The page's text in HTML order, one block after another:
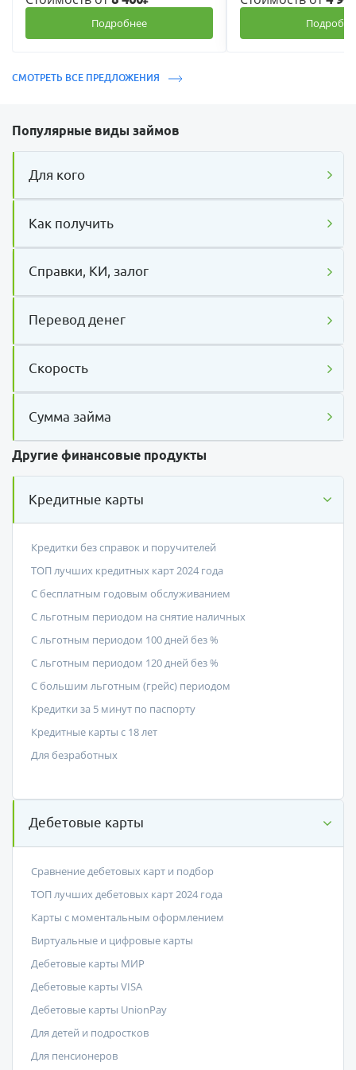
Подробнее
СМОТРЕТЬ ВСЕ ПРЕДЛОЖЕНИЯ
Популярные виды займов
Для кого
Как получить
Справки, КИ, залог
Перевод денег
Скорость
Сумма займа
Другие финансовые продукты
Кредитные карты
Кредитки без справок и поручителей
ТОП лучших кредитных карт 2024 года
С бесплатным годовым обслуживанием
С льготным периодом на снятие наличных
С льготным периодом 100 дней без %
С льготным периодом 120 дней без %
С большим льготным (грейс) периодом
Кредитки за 5 минут по паспорту
Кредитные карты с 18 лет
Для безработных
Дебетовые карты
Сравнение дебетовых карт и подбор
ТОП лучших дебетовых карт 2024 года
Карты с моментальным оформлением
Виртуальные и цифровые карты
Дебетовые карты МИР
Дебетовые карты VISA
Дебетовые карты UnionPay
Для детей и подростков
Для пенсионеров